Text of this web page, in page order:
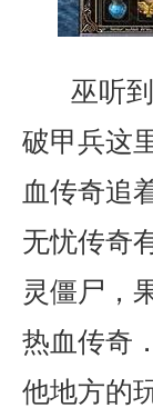
巫听
破甲兵这
血传奇追
无忧传奇
灵僵尸，
热血传奇
他地方的